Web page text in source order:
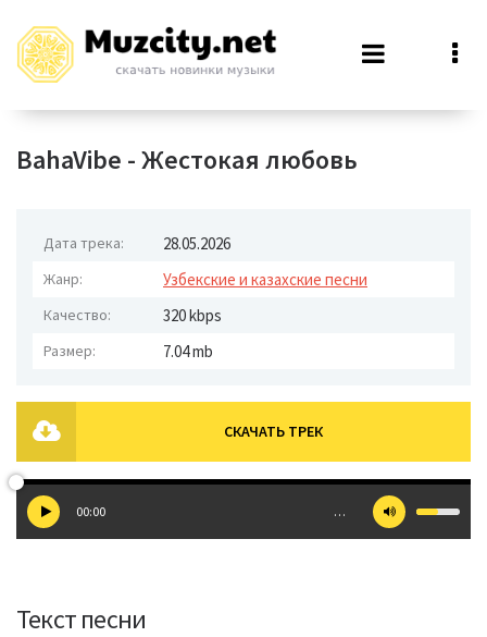
BahaVibe - Жестокая любовь
Дата трека: 28.05.2026
Жанр: Узбекские и казахские песни
Качество: 320 kbps
Размер: 7.04 mb
СКАЧАТЬ ТРЕК
00:00 …
Текст песни